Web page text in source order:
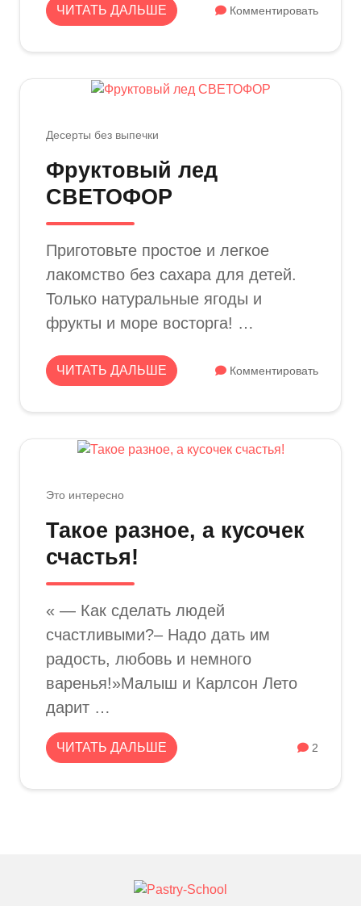
ЧИТАТЬ ДАЛЬШЕ Комментировать
Десерты без выпечки
Фруктовый лед
СВЕТОФОР
Приготовьте простое и легкое
лакомство без сахара для детей.
Только натуральные ягоды и
фрукты и море восторга! …
ЧИТАТЬ ДАЛЬШЕ Комментировать
Это интересно
Такое разное, а кусочек
счастья!
« — Как сделать людей
счастливыми?– Надо дать им
радость, любовь и немного
варенья!»Малыш и Карлсон Лето
дарит …
ЧИТАТЬ ДАЛЬШЕ 2